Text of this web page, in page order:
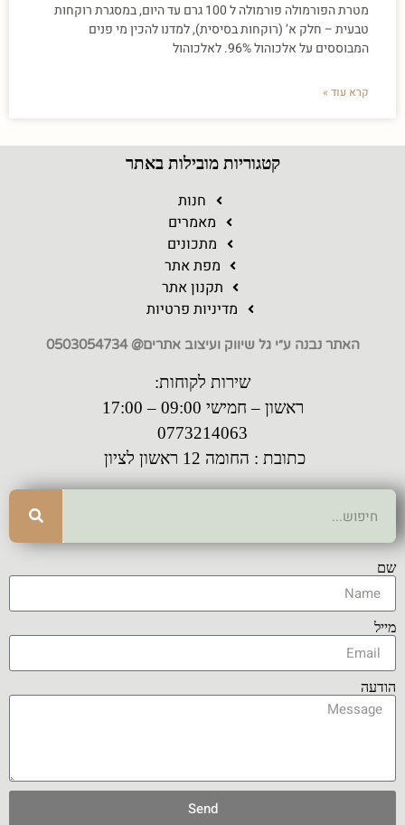
מטרת הפורמולה פורמולה ל 100 גרם עד היום, במסגרת רוקחות
טבעית – חלק א’ (רוקחות בסיסית), למדנו להכין מי פנים
המבוססים על אלכוהול 96%. לאלכוהול
קרא עוד »
קטגוריות מובילות באתר
חנות
מאמרים
מתכונים
מפת אתר
תקנון אתר
מדיניות פרטיות
האתר נבנה ע״י גל שיווק ועיצוב אתרים@ 0503054734
שירות לקוחות:
ראשון – חמישי 09:00 – 17:00
0773214063
כתובת : החומה 12 ראשון לציון
שם
מייל
הודעה
Send